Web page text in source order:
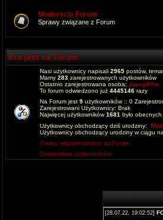
Moderacja Forum
Sprawy związane z Forum
Kto jest na Forum
Nasi użytkownicy napisali 2965 postów,
Mamy 283 zarejestrowanych użytkowników
Ostatnio zarejestrowana osoba: JoesphVw
To forum odwiedzono już 4445146 razy
Na Forum jest 9 użytkowników :: 0
Zarejestrowani Użytkownicy: Brak
Najwięcej użytkowników1681 było
Użytkownicy obchodzący dziś urodziny:
Użytkownicy obchodzący urodziny w ciągu
Osoby odpowiedzialne za Forum
Ostrzeżenia użytkowników